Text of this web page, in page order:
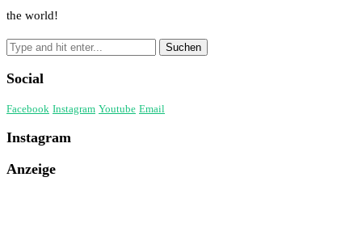
the world!
Social
Facebook Instagram Youtube Email
Instagram
Anzeige